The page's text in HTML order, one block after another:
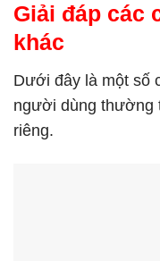
Giải đáp các
khác
Dưới đây là một số
người dùng thường
riêng.